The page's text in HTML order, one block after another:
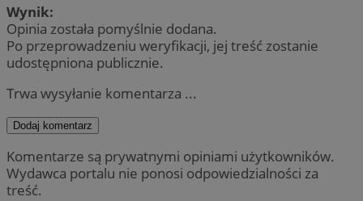
Wynik:
Opinia została pomyślnie dodana.
Po przeprowadzeniu weryfikacji, jej treść zostanie
udostępniona publicznie.
Trwa wysyłanie komentarza ...
Dodaj komentarz
Komentarze są prywatnymi opiniami użytkowników.
Wydawca portalu nie ponosi odpowiedzialności za
treść.